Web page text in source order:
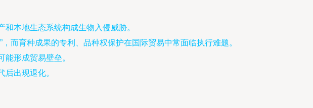
本地生态系统构成生物入侵威胁。
而育种成果的专利、品种权保护在国际贸易中常面临执行难题。
能形成贸易壁垒。
出现退化。